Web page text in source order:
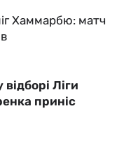
Хаммарбю: матч
Ліги
приніс